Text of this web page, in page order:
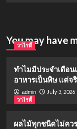
You may have
วาไรตี้
ทำไมมีประจำเดือน
อาหารเป็นพิษ แต่จ
admin
July 3, 2026
วาไรตี้
ผลไม้ทุกชนิดไม่ควร